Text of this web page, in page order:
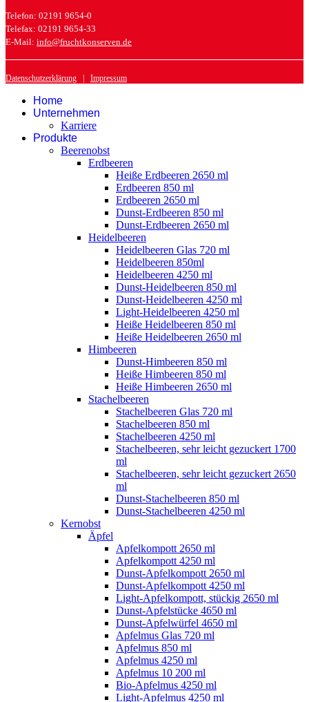
Telefon: 02191 9654-0
Telefax: 02191 9654-33
E-Mail: info@fruchtkonserven.de
Datenschutzerklärung | Impressum
Home
Unternehmen
Karriere
Produkte
Beerenobst
Erdbeeren
Heiße Erdbeeren 2650 ml
Erdbeeren 850 ml
Erdbeeren 2650 ml
Dunst-Erdbeeren 850 ml
Dunst-Erdbeeren 2650 ml
Heidelbeeren
Heidelbeeren Glas 720 ml
Heidelbeeren 850ml
Heidelbeeren 4250 ml
Dunst-Heidelbeeren 850 ml
Dunst-Heidelbeeren 4250 ml
Light-Heidelbeeren 4250 ml
Heiße Heidelbeeren 850 ml
Heiße Heidelbeeren 2650 ml
Himbeeren
Dunst-Himbeeren 850 ml
Heiße Himbeeren 850 ml
Heiße Himbeeren 2650 ml
Stachelbeeren
Stachelbeeren Glas 720 ml
Stachelbeeren 850 ml
Stachelbeeren 4250 ml
Stachelbeeren, sehr leicht gezuckert 1700
ml
Stachelbeeren, sehr leicht gezuckert 2650
ml
Dunst-Stachelbeeren 850 ml
Dunst-Stachelbeeren 4250 ml
Kernobst
Äpfel
Apfelkompott 2650 ml
Apfelkompott 4250 ml
Dunst-Apfelkompott 2650 ml
Dunst-Apfelkompott 4250 ml
Light-Apfelkompott, stückig 2650 ml
Dunst-Apfelstücke 4650 ml
Dunst-Apfelwürfel 4650 ml
Apfelmus Glas 720 ml
Apfelmus 850 ml
Apfelmus 4250 ml
Apfelmus 10 200 ml
Bio-Apfelmus 4250 ml
Light-Apfelmus 4250 ml